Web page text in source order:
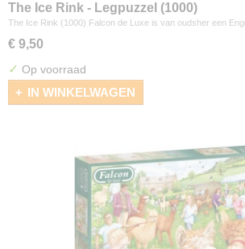
The Ice Rink - Legpuzzel (1000)
The Ice Rink (1000) Falcon de Luxe is van oudsher een
€ 9,50
✓ Op voorraad
IN WINKELWAGEN